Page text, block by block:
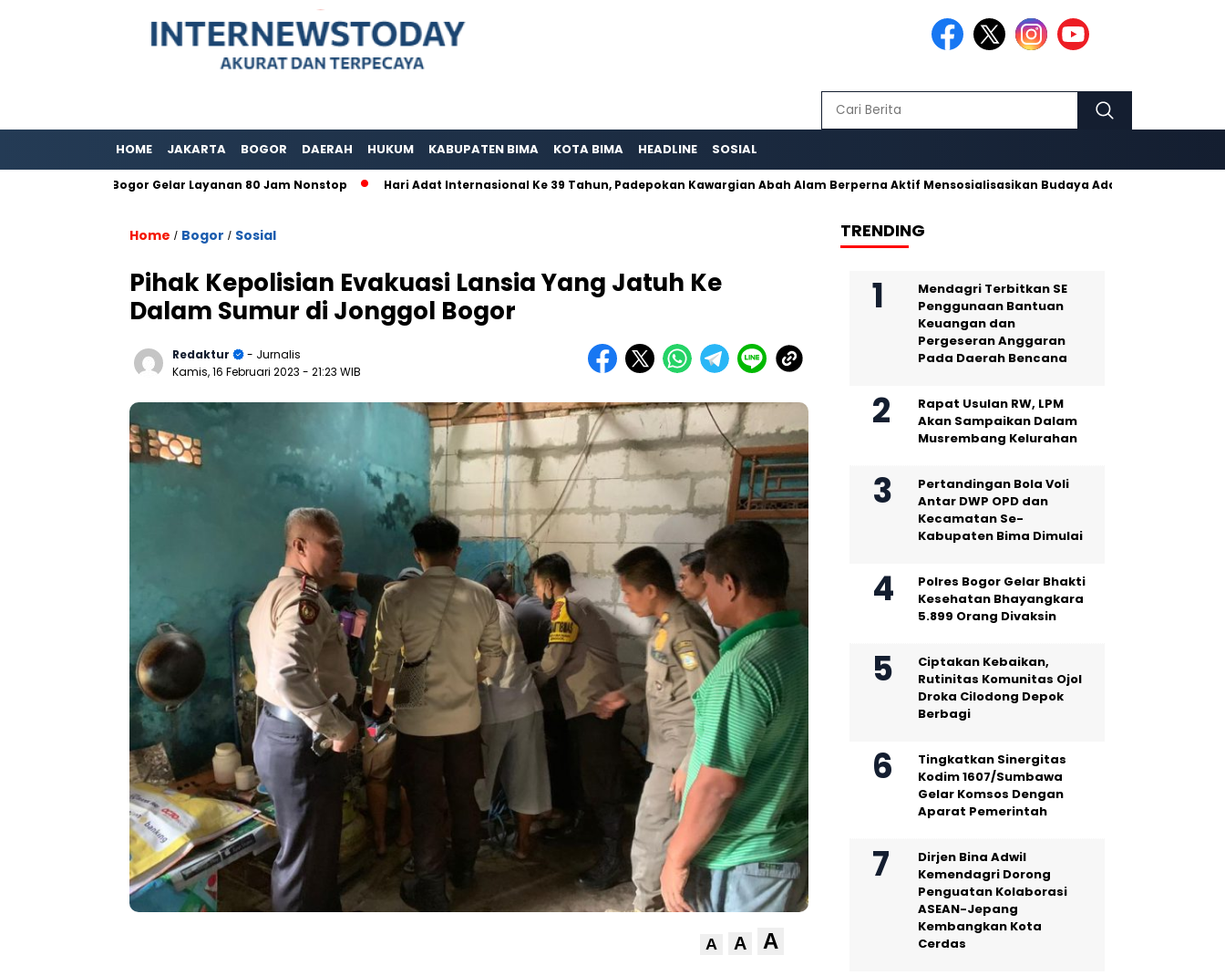
HOME JAKARTA BOGOR DAERAH HUKUM KABUPATEN BIMA KOTA BIMA HEADLINE SOSIAL
Bogor Gelar Layanan 80 Jam Nonstop Hari Adat Internasional Ke 39 Tahun, Padepokan Kawargian Abah Alam Berperna Aktif Mensosialisasikan Budaya Adat Pusaka Kujang
Home / Bogor / Sosial
Pihak Kepolisian Evakuasi Lansia Yang Jatuh Ke
Dalam Sumur di Jonggol Bogor
Redaktur
- Jurnalis
Kamis, 16 Februari 2023 - 21:23 WIB
A A A
TRENDING
Mendagri Terbitkan SE
Penggunaan Bantuan
Keuangan dan
Pergeseran Anggaran
Pada Daerah Bencana
Rapat Usulan RW, LPM
Akan Sampaikan Dalam
Musrembang Kelurahan
Pertandingan Bola Voli
Antar DWP OPD dan
Kecamatan Se-
Kabupaten Bima Dimulai
Polres Bogor Gelar Bhakti
Kesehatan Bhayangkara
5.899 Orang Divaksin
Ciptakan Kebaikan,
Rutinitas Komunitas Ojol
Droka Cilodong Depok
Berbagi
Tingkatkan Sinergitas
Kodim 1607/Sumbawa
Gelar Komsos Dengan
Aparat Pemerintah
Dirjen Bina Adwil
Kemendagri Dorong
Penguatan Kolaborasi
ASEAN-Jepang
Kembangkan Kota
Cerdas